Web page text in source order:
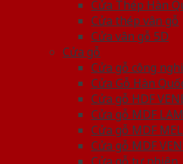
Cửa Thép Hàn
Cửa thép vân gỗ
Cửa vân gỗ 5D
Cửa gỗ
Cửa gỗ công
Cửa Gỗ Hàn
Cửa gỗ HDF
Cửa gỗ MDF
Cửa gỗ MDF
Cửa gỗ MDF